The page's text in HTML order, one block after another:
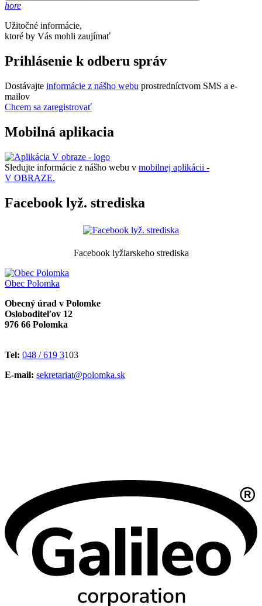
hore
Užitočné informácie,
ktoré by Vás mohli zaujímať
Prihlásenie k odberu správ
Dostávajte informácie z nášho webu prostredníctvom SMS a e-
mailov
Chcem sa zaregistrovať
Mobilná aplikacia
Sledujte informácie z nášho webu v mobilnej aplikácii -
V OBRAZE.
Facebook lyž. strediska
Facebook lyžiarskeho strediska
Obec Polomka
Obecný úrad v Polomke
Osloboditeľov 12
976 66 Polomka
Tel: 048 / 619 3103
E-mail: sekretariat@polomka.sk